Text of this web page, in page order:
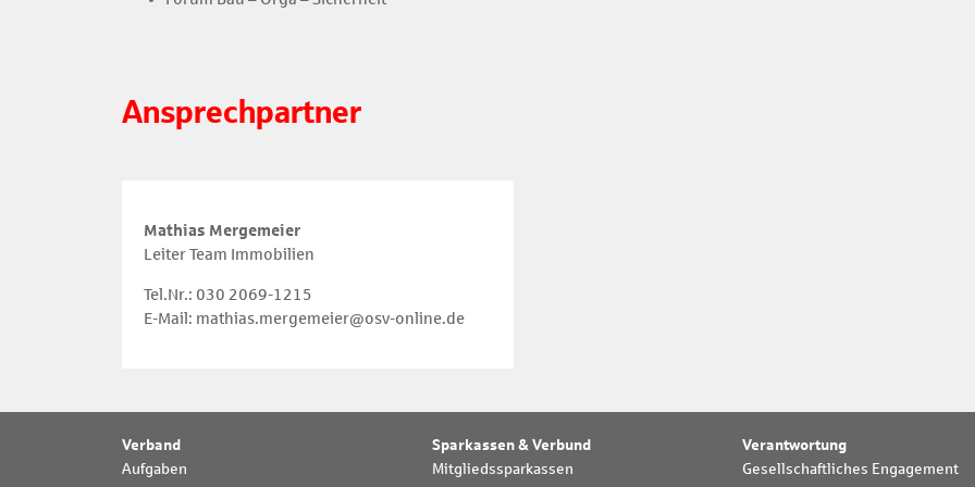
Ansprechpartner
Mathias Mergemeier
Leiter Team Immobilien
Tel.Nr.: 030 2069-1215
E-Mail: mathias.mergemeier@osv-online.de
Verband
Aufgaben
Sparkassen & Verbund
Mitgliedssparkassen
Verantwortung
Gesellschaftliches Engagement